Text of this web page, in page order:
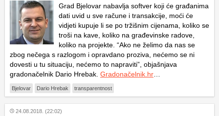
Grad Bjelovar nabavlja softver koji će građanima
dati uvid u sve račune i transakcije, moći će
vidjeti kupuje li se po tržišnim cijenama, koliko se
troši na kave, koliko na građevinske radove,
koliko na projekte. “Ako ne želimo da nas se
zbog nečega s razlogom i opravdano proziva, nećemo se ni
dovesti u tu situaciju, nećemo to napraviti”, objašnjava
gradonačelnik Dario Hrebak. Gradonačelnik.hr…
Bjelovar Dario Hrebak transparentnost
24.08.2018. (22:02)